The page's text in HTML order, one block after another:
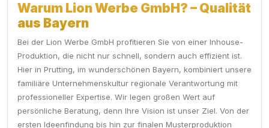
Warum Lion Werbe GmbH? – Qualität
aus Bayern
Bei der Lion Werbe GmbH profitieren Sie von einer Inhouse-
Produktion, die nicht nur schnell, sondern auch effizient ist.
Hier in Prutting, im wunderschönen Bayern, kombiniert unsere
familiäre Unternehmenskultur regionale Verantwortung mit
professioneller Expertise. Wir legen großen Wert auf
persönliche Beratung, denn Ihre Vision ist unser Ziel. Von der
ersten Ideenfindung bis hin zur finalen Musterproduktion